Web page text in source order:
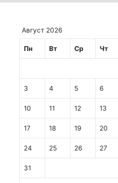
Август 2026
Пн Вт Ср Чт
3 4 5 6
10 11 12 13
17 18 19 20
24 25 26 27
31